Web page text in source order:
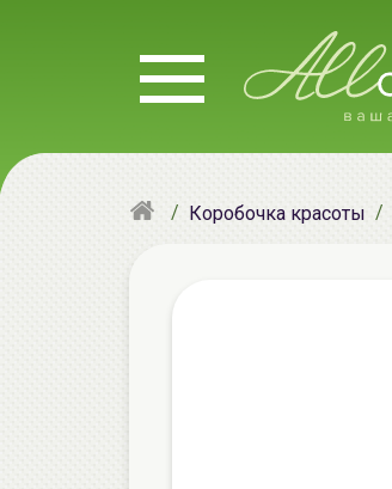
Коробочка красоты